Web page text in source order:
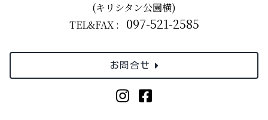
(キリシタン公園横)
TEL&FAX :
097-521-2585
お問合せ